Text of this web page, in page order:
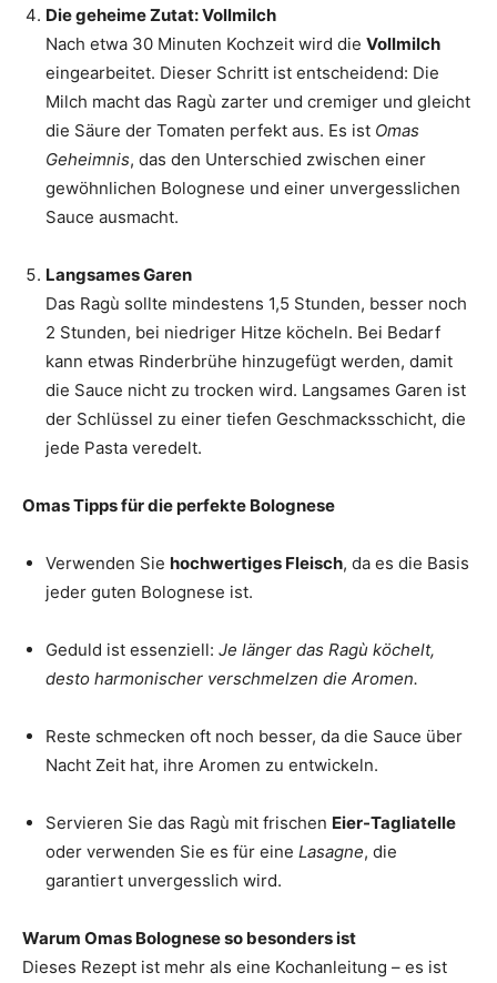
Die geheime Zutat: Vollmilch
Nach etwa 30 Minuten Kochzeit wird die Vollmilch
eingearbeitet. Dieser Schritt ist entscheidend: Die
Milch macht das Ragù zarter und cremiger und gleicht
die Säure der Tomaten perfekt aus. Es ist Omas
Geheimnis, das den Unterschied zwischen einer
gewöhnlichen Bolognese und einer unvergesslichen
Sauce ausmacht.
Langsames Garen
Das Ragù sollte mindestens 1,5 Stunden, besser noch
2 Stunden, bei niedriger Hitze köcheln. Bei Bedarf
kann etwas Rinderbrühe hinzugefügt werden, damit
die Sauce nicht zu trocken wird. Langsames Garen ist
der Schlüssel zu einer tiefen Geschmacksschicht, die
jede Pasta veredelt.
Omas Tipps für die perfekte Bolognese
Verwenden Sie hochwertiges Fleisch, da es die Basis
jeder guten Bolognese ist.
Geduld ist essenziell: Je länger das Ragù köchelt,
desto harmonischer verschmelzen die Aromen.
Reste schmecken oft noch besser, da die Sauce über
Nacht Zeit hat, ihre Aromen zu entwickeln.
Servieren Sie das Ragù mit frischen Eier-Tagliatelle
oder verwenden Sie es für eine Lasagne, die
garantiert unvergesslich wird.
Warum Omas Bolognese so besonders ist
Dieses Rezept ist mehr als eine Kochanleitung – es ist